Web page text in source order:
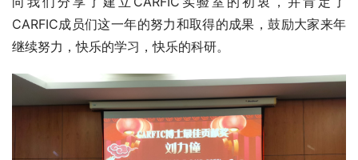
CARFIC成员们这一年的努力和取得的成果，鼓励大家来年
继续努力，快乐的学习，快乐的科研。